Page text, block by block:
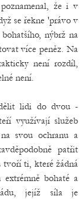
že i v
se řekne 'právo v
nýbrž na
více peněz. Na
není rozdíl,
není.
lidi do dvou -
využívají služeb
svou ochranu a
patřit
tvoří ti, které žádná
bohaté a
jejíž síla je